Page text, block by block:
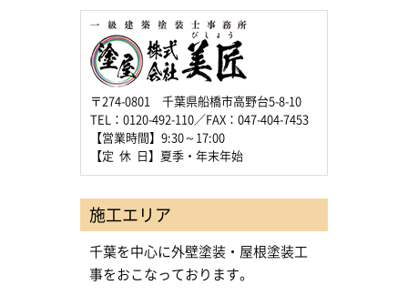
〒274-0801 千葉県船橋市高野台5-8-10
TEL：0120-492-110／FAX：047-404-7453
【営業時間】9:30～17:00
【定 休 日】夏季・年末年始
施工エリア
千葉を中心に外壁塗装・屋根塗装工
事をおこなっております。